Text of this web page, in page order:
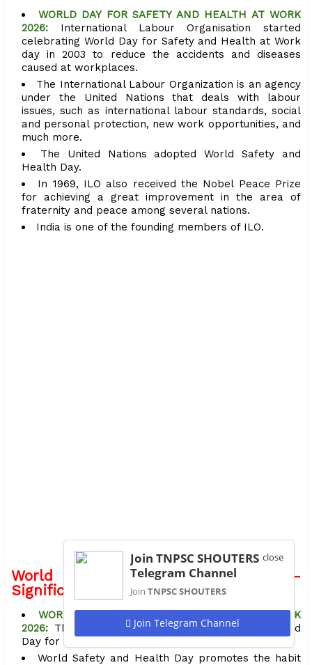
WORLD DAY FOR SAFETY AND HEALTH AT WORK
2026: International Labour Organisation started
celebrating World Day for Safety and Health at Work
day in 2003 to reduce the accidents and diseases
caused at workplaces.
The International Labour Organization is an agency
under the United Nations that deals with labour
issues, such as international labour standards, social
and personal protection, new work opportunities, and
much more.
The United Nations adopted World Safety and
Health Day.
In 1969, ILO also received the Nobel Peace Prize
for achieving a great improvement in the area of
fraternity and peace among several nations.
India is one of the founding members of ILO.
World Safety and Health Day -
Significance
WORLD DAY FOR SAFETY AND HEALTH AT WORK
2026: The major points of significance of the World
Day for Safety and Health at Work are as follows.
World Safety and Health Day promotes the habit
close
Join TNPSC SHOUTERS
Telegram Channel
Join TNPSC SHOUTERS
Join Telegram Channel